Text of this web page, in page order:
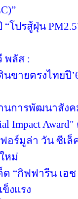
โปรสู้ฝุ่น
พลัส :
ขายตรงไทยปี
การพัฒนาสังค
Impact
อร์มูล่า วัน ซีเ
หม่
“กิฟฟารีน เอ
งแรง